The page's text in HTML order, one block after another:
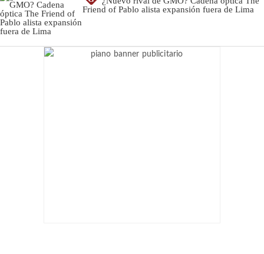
Friend of Pablo alista expansión fuera de Lima